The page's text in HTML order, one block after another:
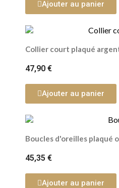
Ajouter au panier
Collier court plaqué
47,90 €
Ajouter au panier
Boucles d'oreilles plaqué
45,35 €
Ajouter au panier